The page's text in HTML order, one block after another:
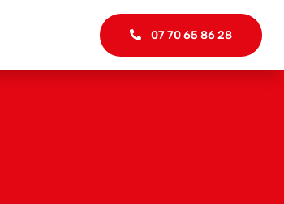
07 70 65 86 28